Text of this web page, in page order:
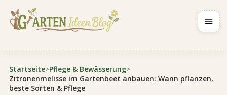
Startseite>Pflege & Bewässerung>
Zitronenmelisse im Gartenbeet anbauen: Wann pflanzen,
beste Sorten & Pflege